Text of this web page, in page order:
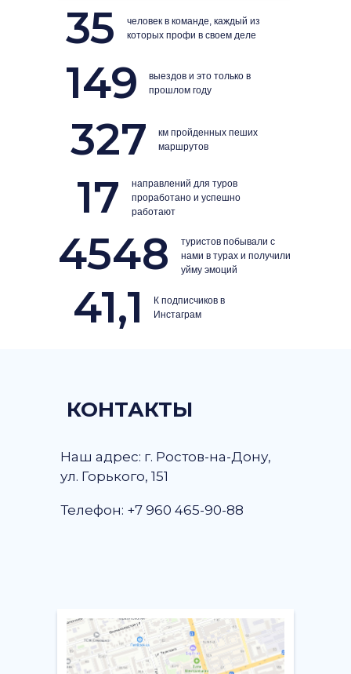
км пройденных пеших
маршрутов
327
направлений для туров
проработано и успешно
работают
17
туристов побывали с
нами в турах и получили
уйму эмоций
4548
К подписчиков в
Инстаграм
41,1
выездов и это только в
прошлом году
149
человек в команде, каждый из
которых профи в своем деле
35
Наш адрес: г. Ростов-на-Дону,
ул. Горького, 151
Телефон: +7 960 465-90-88
КОНТАКТЫ